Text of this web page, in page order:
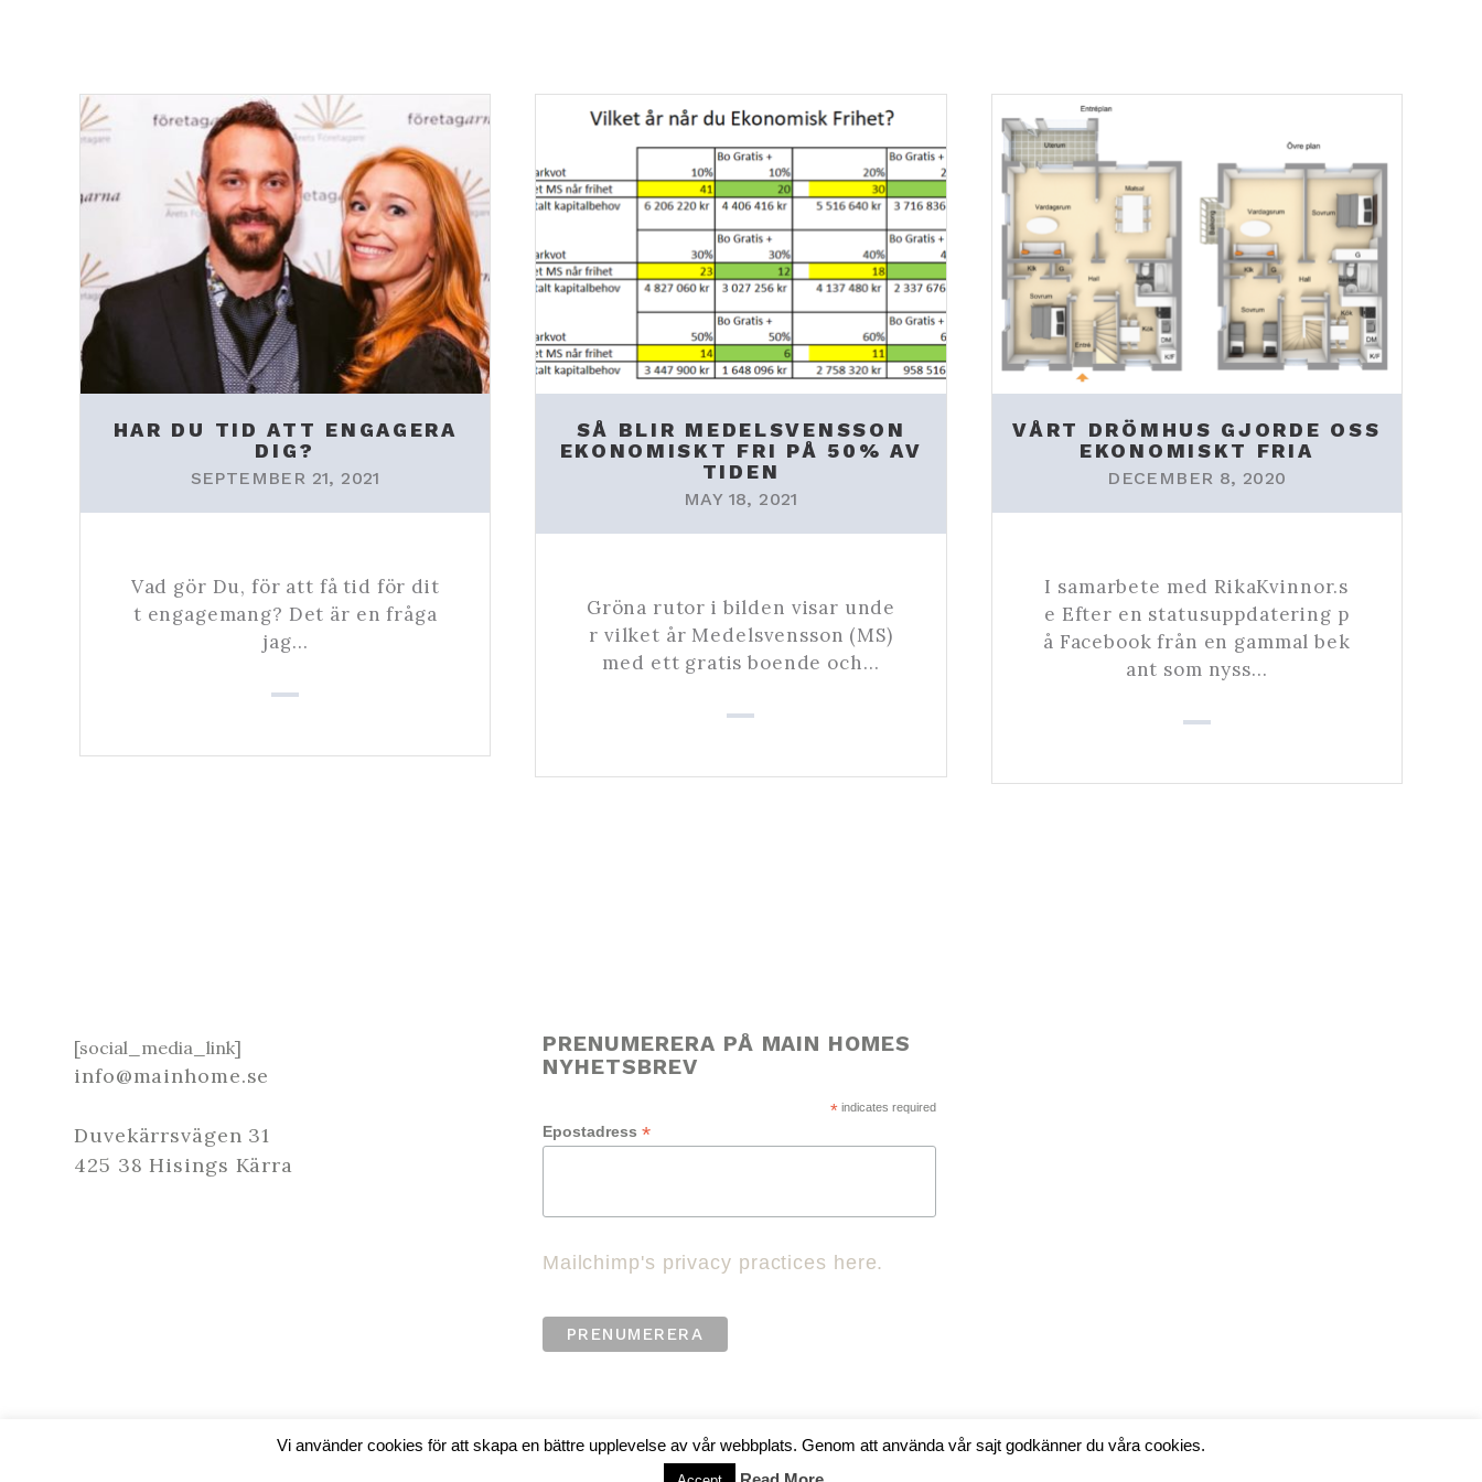
HAR DU TID ATT ENGAGERA
DIG?
SEPTEMBER 21, 2021
Vad gör Du, för att få tid för dit
t engagemang? Det är en fråga
jag…
SÅ BLIR MEDELSVENSSON
EKONOMISKT FRI PÅ 50% AV
TIDEN
MAY 18, 2021
Gröna rutor i bilden visar unde
r vilket år Medelsvensson (MS)
med ett gratis boende och…
VÅRT DRÖMHUS GJORDE OSS
EKONOMISKT FRIA
DECEMBER 8, 2020
I samarbete med RikaKvinnor.s
e Efter en statusuppdatering p
å Facebook från en gammal bek
ant som nyss…
[social_media_link]
info@mainhome.se
Duvekärrsvägen 31
425 38 Hisings Kärra
PRENUMERERA PÅ MAIN HOMES
NYHETSBREV
*indicates required
Epostadress *
Mailchimp's privacy practices here.
Vi använder cookies för att skapa en bättre upplevelse av vår webbplats. Genom att använda vår sajt godkänner du våra cookies.